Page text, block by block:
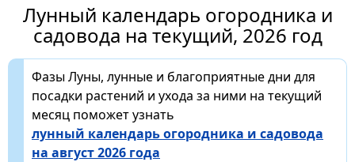
Лунный календарь огородника и
садовода на текущий, 2026 год
Фазы Луны, лунные и благоприятные дни для
посадки растений и ухода за ними на текущий
месяц поможет узнать
лунный календарь огородника и садовода
на август 2026 года